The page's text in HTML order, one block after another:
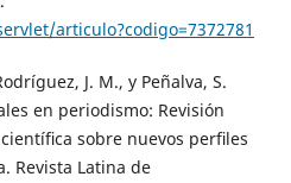
articulo?codigo=7372781
J. M., y Peñalva, S.
en periodismo: Revisión
sobre nuevos perﬁles
Revista Latina de